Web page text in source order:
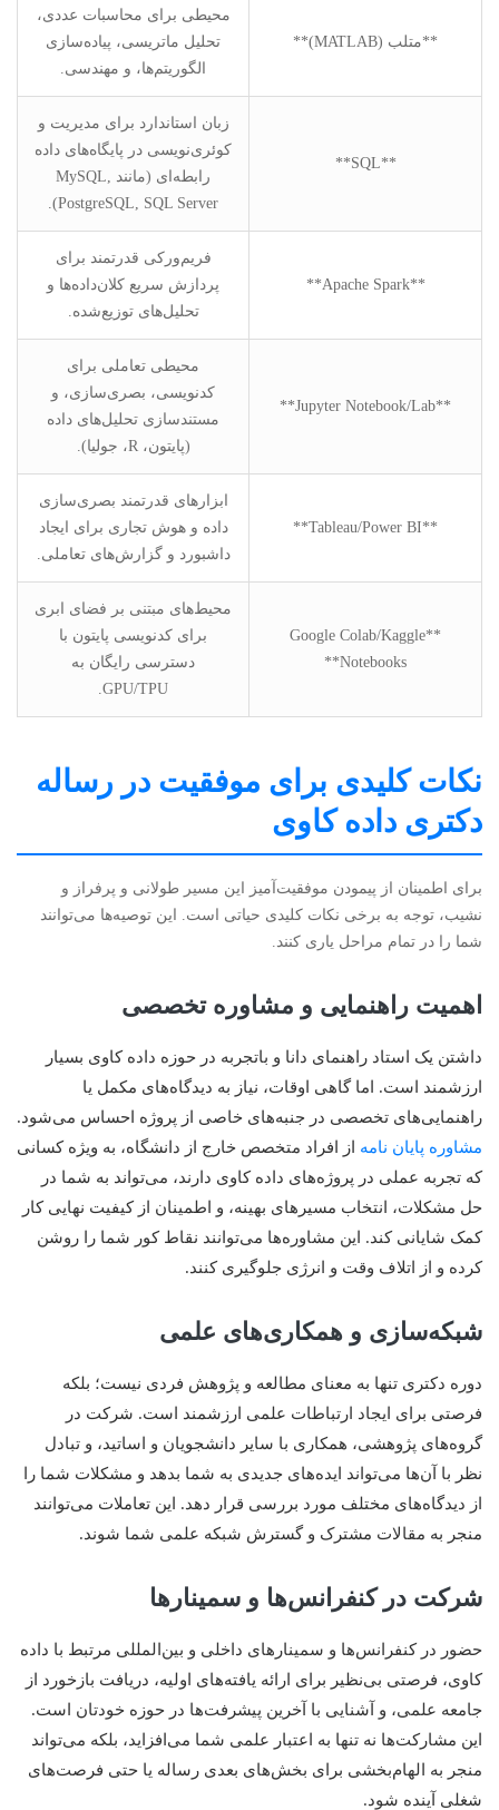
**متلب (MATLAB)**
محیطی برای محاسبات عددی،
تحلیل ماتریسی، پیاده‌سازی
الگوریتم‌ها، و مهندسی.
**SQL**
زبان استاندارد برای مدیریت و
کوئری‌نویسی در پایگاه‌های داده
رابطه‌ای (مانند MySQL,
PostgreSQL, SQL Server).
**Apache Spark**
فریم‌ورکی قدرتمند برای
پردازش سریع کلان‌داده‌ها و
تحلیل‌های توزیع‌شده.
**Jupyter Notebook/Lab**
محیطی تعاملی برای
کدنویسی، بصری‌سازی، و
مستندسازی تحلیل‌های داده
(پایتون، R، جولیا).
**Tableau/Power BI**
ابزارهای قدرتمند بصری‌سازی
داده و هوش تجاری برای ایجاد
داشبورد و گزارش‌های تعاملی.
**Google Colab/Kaggle
Notebooks**
محیط‌های مبتنی بر فضای ابری
برای کدنویسی پایتون با
دسترسی رایگان به
GPU/TPU.
نکات کلیدی برای موفقیت در رساله
دکتری داده کاوی
برای اطمینان از پیمودن موفقیت‌آمیز این مسیر طولانی و پرفراز و
نشیب، توجه به برخی نکات کلیدی حیاتی است. این توصیه‌ها می‌توانند
شما را در تمام مراحل یاری کنند.
اهمیت راهنمایی و مشاوره تخصصی
داشتن یک استاد راهنمای دانا و باتجربه در حوزه داده کاوی بسیار
ارزشمند است. اما گاهی اوقات، نیاز به دیدگاه‌های مکمل یا
راهنمایی‌های تخصصی در جنبه‌های خاصی از پروژه احساس می‌شود.
مشاوره پایان نامه از افراد متخصص خارج از دانشگاه، به ویژه کسانی
که تجربه عملی در پروژه‌های داده کاوی دارند، می‌تواند به شما در
حل مشکلات، انتخاب مسیرهای بهینه، و اطمینان از کیفیت نهایی کار
کمک شایانی کند. این مشاوره‌ها می‌توانند نقاط کور شما را روشن
کرده و از اتلاف وقت و انرژی جلوگیری کنند.
شبکه‌سازی و همکاری‌های علمی
دوره دکتری تنها به معنای مطالعه و پژوهش فردی نیست؛ بلکه
فرصتی برای ایجاد ارتباطات علمی ارزشمند است. شرکت در
گروه‌های پژوهشی، همکاری با سایر دانشجویان و اساتید، و تبادل
نظر با آن‌ها می‌تواند ایده‌های جدیدی به شما بدهد و مشکلات شما را
از دیدگاه‌های مختلف مورد بررسی قرار دهد. این تعاملات می‌توانند
منجر به مقالات مشترک و گسترش شبکه علمی شما شوند.
شرکت در کنفرانس‌ها و سمینارها
حضور در کنفرانس‌ها و سمینارهای داخلی و بین‌المللی مرتبط با داده
کاوی، فرصتی بی‌نظیر برای ارائه یافته‌های اولیه، دریافت بازخورد از
جامعه علمی، و آشنایی با آخرین پیشرفت‌ها در حوزه خودتان است.
این مشارکت‌ها نه تنها به اعتبار علمی شما می‌افزاید، بلکه می‌تواند
منجر به الهام‌بخشی برای بخش‌های بعدی رساله یا حتی فرصت‌های
شغلی آینده شود.